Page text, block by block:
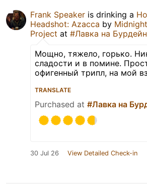
Frank Speaker is drinking a
Headshot: Azacca by Midnight
Project at #Лавка на
Мощно, тяжело, горько.
сладости и в помине.
офигенный трипл, на мой
TRANSLATE
Purchased at #Лавка на
30 Jul 26 View Detailed Check-in